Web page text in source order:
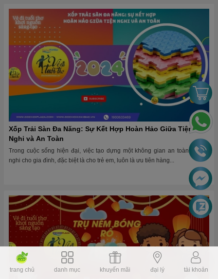
Xốp Trải Sàn Đa Năng: Sự Kết Hợp Hoàn Hảo Giữa Tiện
Nghi và An Toàn
Trong cuộc sống hiện đại, việc tạo dựng một không gian an toàn và tiện
nghi cho gia đình, đặc biệt là cho trẻ em, luôn là ưu tiên hàng...
trang chủ danh mục khuyến mãi đại lý tài khoản